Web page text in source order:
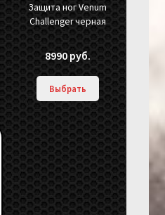
Защита ног Venum
Challenger черная
8990 руб.
Выбрать